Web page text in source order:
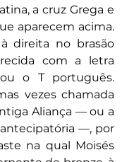
a cruz Grega e
aparecem acima.
direita no brasão
com a letra
o T português.
vezes chamada
Aliança — ou a
—, por
na qual Moisés